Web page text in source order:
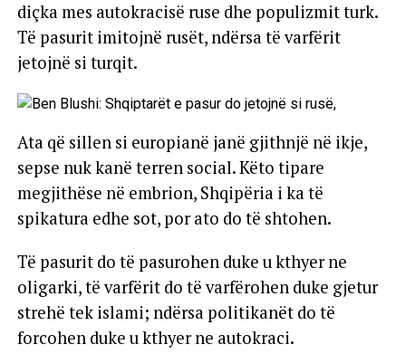
diçka mes autokracisë ruse dhe populizmit turk.
Të pasurit imitojnë rusët, ndërsa të varfërit
jetojnë si turqit.
Ata që sillen si europianë janë gjithnjë në ikje,
sepse nuk kanë terren social. Këto tipare
megjithëse në embrion, Shqipëria i ka të
spikatura edhe sot, por ato do të shtohen.
Të pasurit do të pasurohen duke u kthyer ne
oligarki, të varfërit do të varfërohen duke gjetur
strehë tek islami; ndërsa politikanët do të
forcohen duke u kthyer ne autokraci.